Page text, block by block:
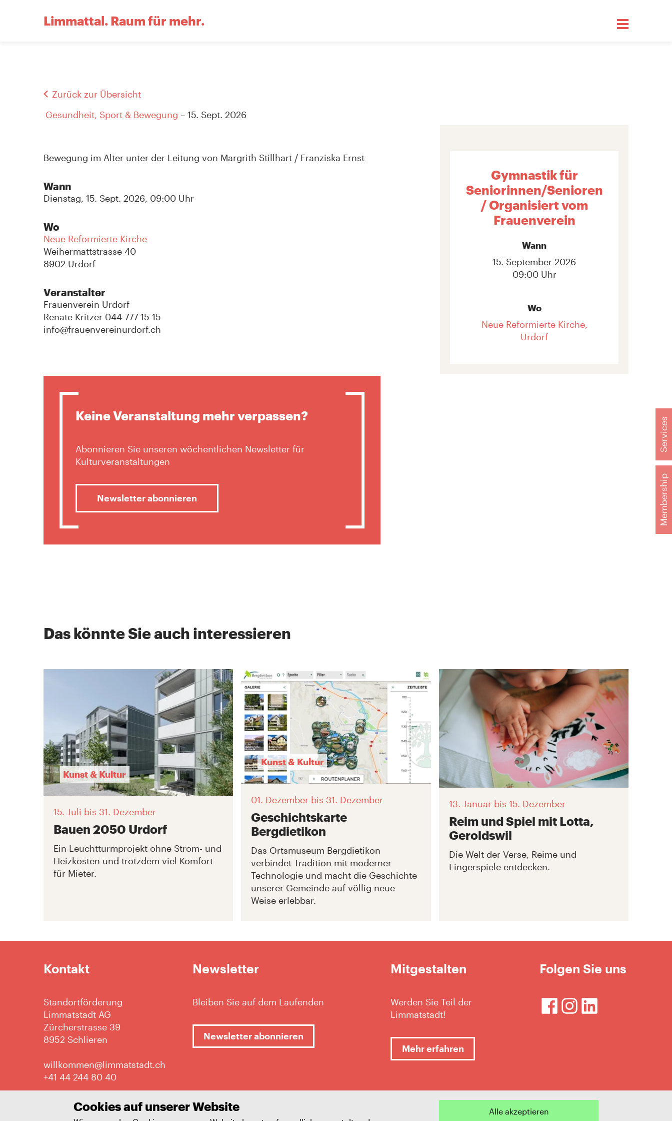
Membership
Services
Limmattal. Raum für mehr.
Zurück zur Übersicht
Gesundheit, Sport & Bewegung – 15. Sept. 2026
Bewegung im Alter unter der Leitung von Margrith Stillhart / Franziska Ernst
Wann
Dienstag, 15. Sept. 2026, 09:00 Uhr
Wo
Neue Reformierte Kirche
Weihermattstrasse 40
8902 Urdorf
Veranstalter
Frauenverein Urdorf
Renate Kritzer 044 777 15 15
info@frauenvereinurdorf.ch
Keine Veranstaltung mehr verpassen?
Abonnieren Sie unseren wöchentlichen Newsletter für
Kulturveranstaltungen
Newsletter abonnieren
Gymnastik für
Seniorinnen/Senioren
/ Organisiert vom
Frauenverein
Wann
15. September 2026
09:00 Uhr
Wo
Neue Reformierte Kirche,
Urdorf
Das könnte Sie auch interessieren
Kunst & Kultur
15. Juli bis 31. Dezember
Bauen 2050 Urdorf
Ein Leuchtturmprojekt ohne Strom- und
Heizkosten und trotzdem viel Komfort
für Mieter.
Kunst & Kultur
01. Dezember bis 31. Dezember
Geschichtskarte
Bergdietikon
Das Ortsmuseum Bergdietikon
verbindet Tradition mit moderner
Technologie und macht die Geschichte
unserer Gemeinde auf völlig neue
Weise erlebbar.
13. Januar bis 15. Dezember
Reim und Spiel mit Lotta,
Geroldswil
Die Welt der Verse, Reime und
Fingerspiele entdecken.
Kontakt
Standortförderung
Limmatstadt AG
Zürcherstrasse 39
8952 Schlieren
willkommen@limmatstadt.ch
+41 44 244 80 40
Newsletter
Bleiben Sie auf dem Laufenden
Newsletter abonnieren
Mitgestalten
Werden Sie Teil der
Limmatstadt!
Mehr erfahren
Folgen Sie uns
Cookies auf unserer Website Alle akzeptieren